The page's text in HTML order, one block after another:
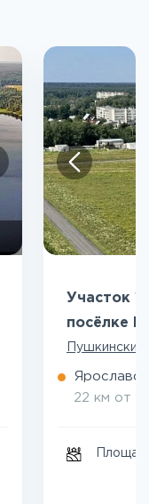
Участок
посёлке
Пушкинский
22 км от